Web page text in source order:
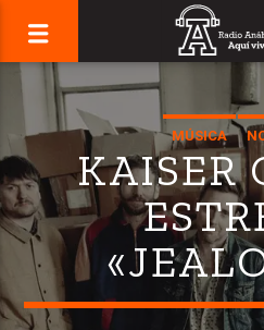
MÚSICA
KAISER